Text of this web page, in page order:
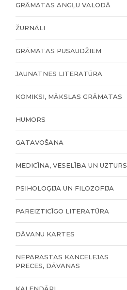
GRĀMATAS ANGĻU VALODĀ
ŽURNĀLI
GRĀMATAS PUSAUDŽIEM
JAUNATNES LITERATŪRA
KOMIKSI, MĀKSLAS GRĀMATAS
HUMORS
GATAVOŠANA
MEDICĪNA, VESELĪBA UN UZTURS
PSIHOLOĢIJA UN FILOZOFIJA
PAREIZTICĪGO LITERATŪRA
DĀVANU KARTES
NEPARASTAS KANCELEJAS
PRECES, DĀVANAS
KALENDĀRI